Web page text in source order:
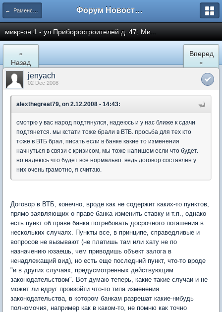
← Раменское Форум Новостройки
микр-он 1 - ул.Приборостроителей д. 47; Ми...
«
Назад
Вперед
»
jenyach
02 Dec 2008
alexthegreat79, on 2.12.2008 - 14:43:
смотрю у вас народ подтянулся, надеюсь и у нас ближе к сдачи
подтянется. мы кстати тоже брали в ВТБ. просьба для тех кто
тоже в ВТБ брал, писать если в банке какие то изменения
начнуться в связи с кризисом, мы тоже напишем если что будет.
но надеюсь что будет все нормально. ведь договор составлен у
них очень грамотно, я считаю.
Договор в ВТБ, конечно, вроде как не содержит каких-то пунктов,
прямо заявляющих о праве банка изменить ставку и т.п., однако
есть пункт об праве банка потребовать досрочного погашения в
нескольких случаях. Пункты все, в принципе, справедливые и
вопросов не вызывают (не платишь там или хату не по
назначению юзаешь, чем приводишь объект залога в
ненадлежащий вид), но есть еще последний пункт, что-то вроде
"и в других случаях, предусмотренных действующим
законодательством". Вот думаю теперь, какие такие случаи и не
может ли вдруг произойти что-то типа изменения
законодательства, в котором банкам разрешат какие-нибудь
полномочия, например как в каком-то, не помню как точно